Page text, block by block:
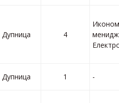
Дупница 4
Дупница 1 -